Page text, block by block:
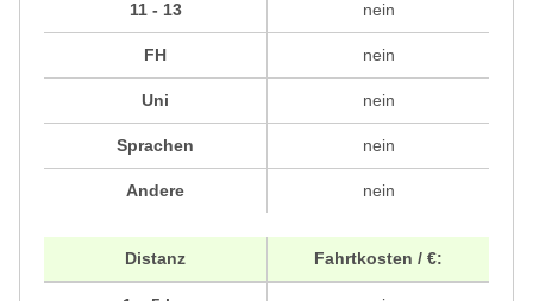
11 - 13
FH
Uni
Sprachen
Andere
nein
nein
nein
nein
nein
Distanz Fahrtkosten / €: